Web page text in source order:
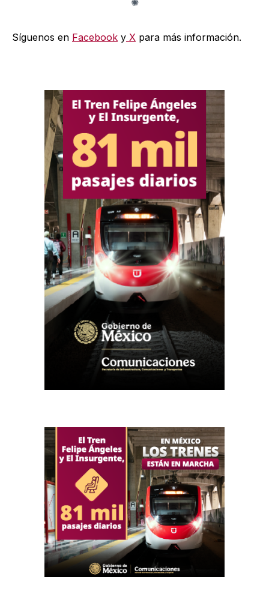
Síguenos en Facebook y X para más información.